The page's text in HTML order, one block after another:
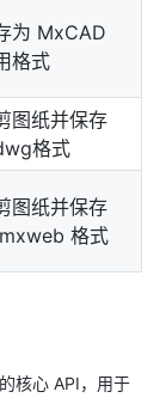
为 MxCAD
格式
图纸并保存
格式
图纸并保存
格式
核心 API，用于